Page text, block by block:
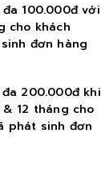
100.000đ với
cho khách
đơn hàng
200.000đ khi
12 tháng cho
phát sinh đơn